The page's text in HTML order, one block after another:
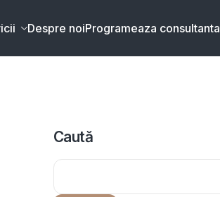
Despre noiProgrameaza consultanta
Caută